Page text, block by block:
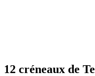
12 créneaux de